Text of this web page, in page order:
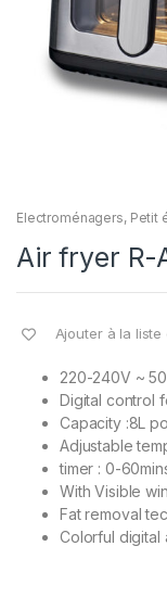
Electroménagers, Petit
Air fryer R-
Ajouter à la liste
220-240V ~
Digital control
Capacity :8L
Adjustable
timer : 0-
With Visible
Fat removal
Colorful digital